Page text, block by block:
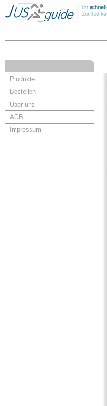
Produkte
Bestellen
Über uns
AGB
Impressum